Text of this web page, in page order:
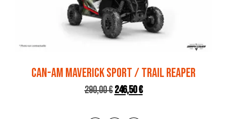
CAN-AM MAVERICK SPORT / TRAIL REAPER
290,00€246,50€